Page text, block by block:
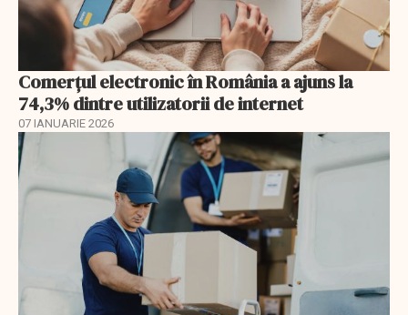
Comerțul electronic în România a ajuns la
74,3% dintre utilizatorii de internet
07 IANUARIE 2026